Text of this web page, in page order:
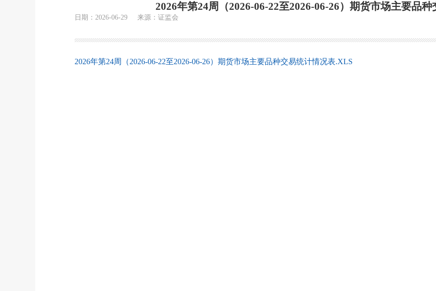
2026年第24周（2026-06-22至2026-06-26）期货市场主要品
日期：2026-06-29 来源：证监会
2026年第24周（2026-06-22至2026-06-26）期货市场主要品种交易统计情况表.XLS